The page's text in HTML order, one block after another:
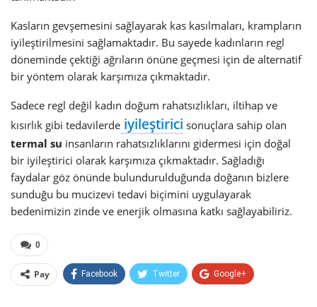
Kasların gevşemesini sağlayarak kas kasılmaları, krampların
iyileştirilmesini sağlamaktadır. Bu sayede kadınların regl
döneminde çektiği ağrıların önüne geçmesi için de alternatif
bir yöntem olarak karşımıza çıkmaktadır.
Sadece regl değil kadın doğum rahatsızlıkları, iltihap ve
kısırlık gibi tedavilerde iyileştirici sonuçlara sahip olan
termal su insanların rahatsızlıklarını gidermesi için doğal
bir iyileştirici olarak karşımıza çıkmaktadır. Sağladığı
faydalar göz önünde bulundurulduğunda doğanın bizlere
sunduğu bu mucizevi tedavi biçimini uygulayarak
bedenimizin zinde ve enerjik olmasına katkı sağlayabiliriz.
0
Pay Facebook Twitter Google+